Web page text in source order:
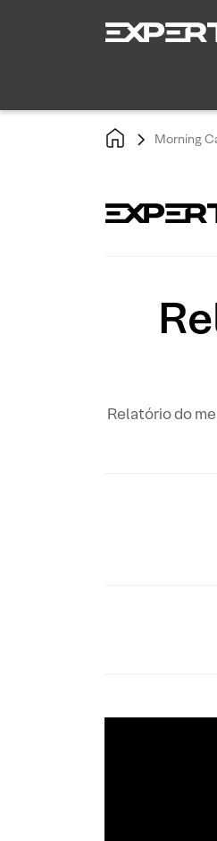
Morning
Relatório do